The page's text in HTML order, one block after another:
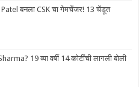
Patel बनला CSK चा गेमचेंजर! 13 चेंडूत
19 व्या वर्षी 14 कोटींची लागली बोली